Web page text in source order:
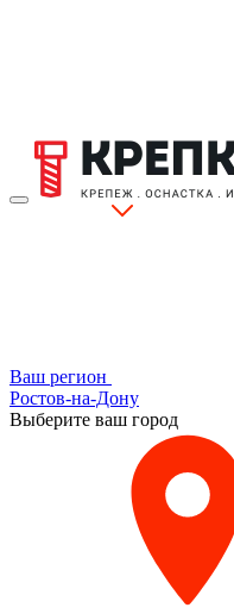
Ваш регион
Ростов-на-Дону
Выберите ваш город